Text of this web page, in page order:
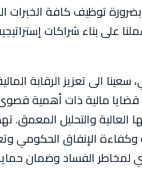
بضرورة توظيف كافة الخبرات
على بناء شراكات
الى تعزيز الرقابة
قضايا مالية ذات أهمية
العالية والتحليل
وكفاءة الإنفاق الحكومي
لمخاطر الفساد وضمان